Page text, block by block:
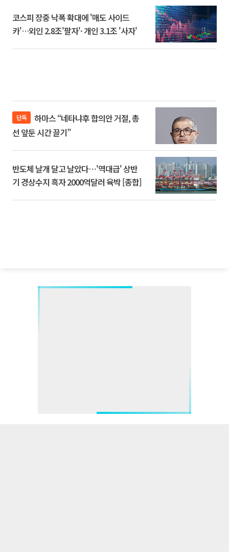
코스피 장중 낙폭 확대에 '매도 사이드
카'…외인 2.8조'팔자'· 개인 3.1조 '사자'
단독
선 앞둔 시간 끌기”
반도체 날개 달고 날았다⋯'역대급' 상반
기 경상수지 흑자 2000억달러 육박 [종합]